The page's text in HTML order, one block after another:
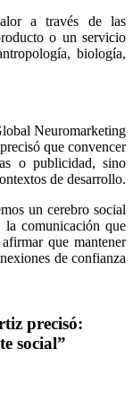
a través de las
o un servicio
biología,
Neuromarketing
que convencer
o publicidad, sino
de desarrollo.
un cerebro social
comunicación que
que mantener
de confianza
precisó:
social”